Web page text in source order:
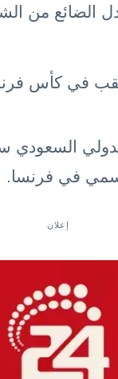
الضائع من
في كأس
في فرنسا.
إعلان